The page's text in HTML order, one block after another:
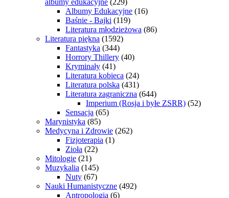
albumy edukacyjne (229)
Albumy Edukacyjne (16)
Baśnie - Bajki (119)
Literatura młodzieżowa (86)
Literatura piękna (1592)
Fantastyka (344)
Horrory Thillery (40)
Kryminały (41)
Literatura kobieca (24)
Literatura polska (431)
Literatura zagraniczna (644)
Imperium (Rosja i byłe ZSRR) (52)
Sensacja (65)
Marynistyka (85)
Medycyna i Zdrowie (262)
Fizjoterapia (1)
Zioła (22)
Mitologie (21)
Muzykalia (145)
Nuty (67)
Nauki Humanistyczne (492)
Antropologia (6)